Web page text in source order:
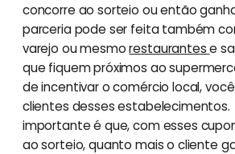
concorre ao sorteio ou então
parceria pode ser feita também
varejo ou mesmorestaurantese
que fiquem próximos ao
de incentivar o comércio local,
clientes desses
importante é que, com esses
ao sorteio, quanto mais o cliente